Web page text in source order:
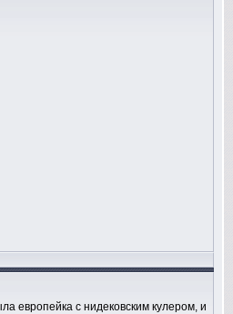
европейка с нидековским кулером, и